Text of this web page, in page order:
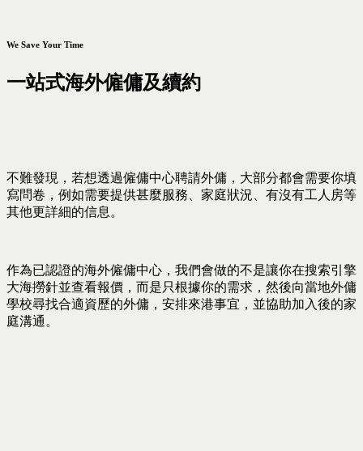
We Save Your Time
一站式海外僱傭及續約
不難發現，若想透過僱傭中心聘請外傭，大部分都會需要你填
寫問卷，例如需要提供甚麼服務、家庭狀況、有沒有工人房等
其他更詳細的信息。
作為已認證的海外僱傭中心，我們會做的不是讓你在搜索引擎
大海撈針並查看報價，而是只根據你的需求，然後向當地外傭
學校尋找合適資歷的外傭，安排來港事宜，並協助加入後的家
庭溝通。